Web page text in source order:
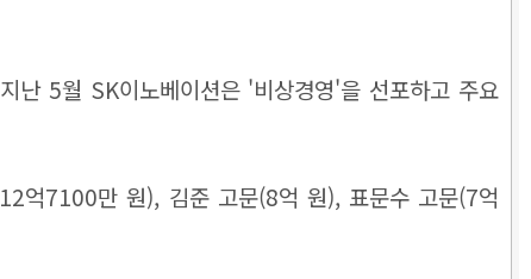
5월 SK이노베이션은 '비상경영'을 선포하고 주요
억7100만 원), 김준 고문(8억 원), 표문수 고문(7억